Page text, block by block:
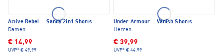
Active Rebel · Sandy 2in1 Shorts
Damen
€ 14,99
UVP* € 49,99
Under Armour · Vanish Shorts
Herren
€ 39,99
UVP* € 44,99